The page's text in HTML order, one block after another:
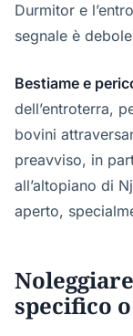
Durmitor e
segnale è
Bestiame e
dell’entroterra,
bovini
preavviso, in
all’altopiano di
aperto,
specifico